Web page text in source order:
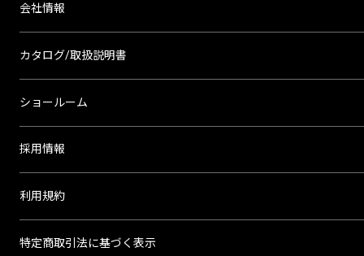
会社情報
カタログ/取扱説明書
ショールーム
採用情報
利用規約
特定商取引法に基づく表示